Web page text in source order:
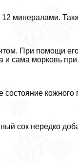
минералами.
При помощи
и сама морковь
кожного
сок нередко